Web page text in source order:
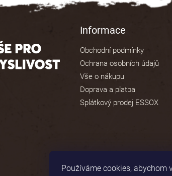
Používáme cookies,
Informace
Obchodní podmínky
Ochrana osobních údajů
Vše o nákupu
Doprava a platba
Splátkový prodej ESSOX